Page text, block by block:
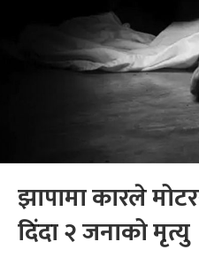
झापामा कारले
दिंदा २ जनाको मृत्यु